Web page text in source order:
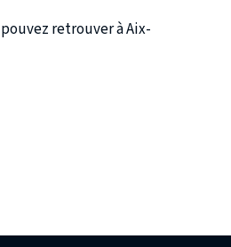
retrouver à Aix-